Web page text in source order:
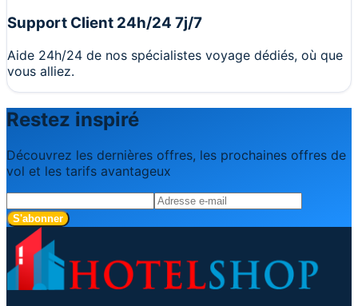
Support Client 24h/24 7j/7
Aide 24h/24 de nos spécialistes voyage dédiés, où que
vous alliez.
Restez inspiré
Découvrez les dernières offres, les prochaines offres de
vol et les tarifs avantageux
S'abonner